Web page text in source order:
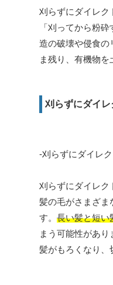
刈らずにダイレク
「刈ってから粉
造の破壊や侵食の
ま残り、有機物を
刈らずにダイレ
-刈らずにダイレ
刈らずにダイレク
髪の毛がさまざま
す。 長い髪と短い
まう可能性があり
髪がもろくなり、